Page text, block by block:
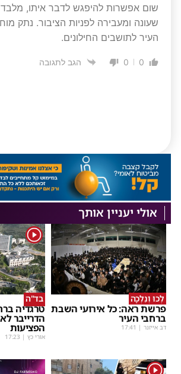
שום אפשרות להיפגש לדבר איתו,
שעונה ומעבירה לפניות הציבור. נתק
העיר לתושבים החילונים.
0
0 הגב לתגובה
אולי יעניין אותך
לְכוּ וְנֵלְכָה
פרשת ראה: כל אירועי השבת
ברחבי העיר
דב אייזנר |
17:41
1
בד"ה
טרגדיה
הדרייבר
הפציעות
אורי כץ |
17:23
1